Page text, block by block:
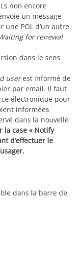
non encore
un message
une POL d’un autre
for renewal
dans le sens
userest informé de
par email. Il faut
électronique pour
informées
dans la nouvelle
la case « Notify
d’effectuer le
dans la barre de